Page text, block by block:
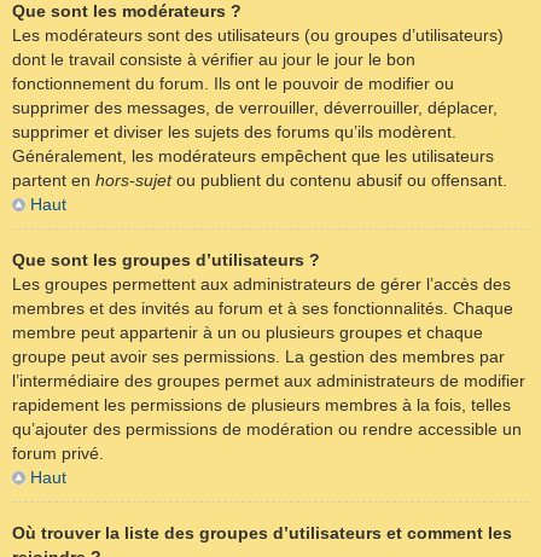
Que sont les modérateurs ?
Les modérateurs sont des utilisateurs (ou groupes d’utilisateurs)
dont le travail consiste à vérifier au jour le jour le bon
fonctionnement du forum. Ils ont le pouvoir de modifier ou
supprimer des messages, de verrouiller, déverrouiller, déplacer,
supprimer et diviser les sujets des forums qu’ils modèrent.
Généralement, les modérateurs empêchent que les utilisateurs
partent en hors-sujetou publient du contenu abusif ou offensant.
Haut
Que sont les groupes d’utilisateurs ?
Les groupes permettent aux administrateurs de gérer l’accès des
membres et des invités au forum et à ses fonctionnalités. Chaque
membre peut appartenir à un ou plusieurs groupes et chaque
groupe peut avoir ses permissions. La gestion des membres par
l’intermédiaire des groupes permet aux administrateurs de modifier
rapidement les permissions de plusieurs membres à la fois, telles
qu’ajouter des permissions de modération ou rendre accessible un
forum privé.
Haut
Où trouver la liste des groupes d’utilisateurs et comment les